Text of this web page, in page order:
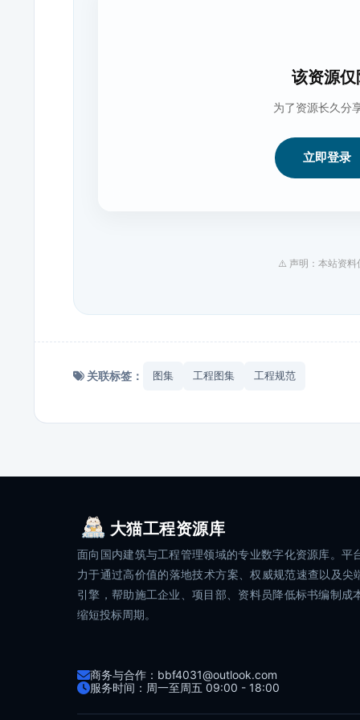
该资源
为了资源长久分
立即登录
⚠️ 声明：本站资料
关联标签： 图集 工程图集 工程规范
大猫工程资源库
面向国内建筑与工程管理领域的专业数字化资源库。平
力于通过高价值的落地技术方案、权威规范速查以及尖
引擎，帮助施工企业、项目部、资料员降低标书编制成
缩短投标周期。
商务与合作：bbf4031@outlook.com
服务时间：周一至周五 09:00 - 18:00